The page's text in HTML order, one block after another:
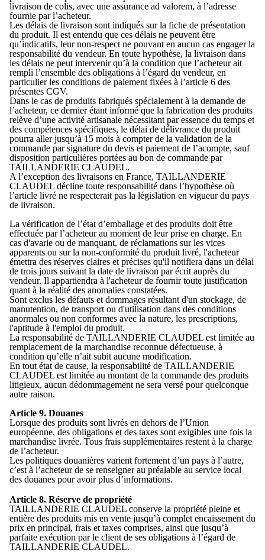
livraison de colis, avec une assurance ad valorem, à l’adresse
fournie par l’acheteur.
Les délais de livraison sont indiqués sur la fiche de présentation
du produit. Il est entendu que ces délais ne peuvent être
qu’indicatifs, leur non-respect ne pouvant en aucun cas engager la
responsabilité du vendeur. En toute hypothèse, la livraison dans
les délais ne peut intervenir qu’à la condition que l’acheteur ait
rempli l’ensemble des obligations à l’égard du vendeur, en
particulier les conditions de paiement fixées à l’article 6 des
présentes CGV.
Dans le cas de produits fabriqués spécialement à la demande de
l’acheteur, ce dernier étant informé que la fabrication des produits
relève d’une activité artisanale nécessitant par essence du temps et
des compétences spécifiques, le délai de délivrance du produit
pourra aller jusqu’à 15 mois à compter de la validation de la
commande par signature du devis et paiement de l’acompte, sauf
disposition particulières portées au bon de commande par
TAILLANDERIE CLAUDEL.
A l’exception des livraisons en France, TAILLANDERIE
CLAUDEL décline toute responsabilité dans l’hypothèse où
l’article livré ne respecterait pas la législation en vigueur du pays
de livraison.
La vérification de l’état d’emballage et des produits doit être
effectuée par l’acheteur au moment de leur prise en charge. En
cas d'avarie ou de manquant, de réclamations sur les vices
apparents ou sur la non-conformité du produit livré, l'acheteur
émettra des réserves claires et précises qu'il notifiera dans un délai
de trois jours suivant la date de livraison par écrit auprès du
vendeur. Il appartiendra à l'acheteur de fournir toute justification
quant à la réalité des anomalies constatées.
Sont exclus les défauts et dommages résultant d'un stockage, de
manutention, de transport ou d'utilisation dans des conditions
anormales ou non conformes avec la nature, les prescriptions,
l'aptitude à l'emploi du produit.
La responsabilité de TAILLANDERIE CLAUDEL est limitée au
remplacement de la marchandise reconnue défectueuse, à
condition qu’elle n’ait subit aucune modification.
En tout état de cause, la responsabilité de TAILLANDERIE
CLAUDEL est limitée au montant de la commande des produits
litigieux, aucun dédommagement ne sera versé pour quelconque
autre raison.
Article 9. Douanes
Lorsque des produits sont livrés en dehors de l’Union
européenne, des obligations et des taxes sont exigibles une fois la
marchandise livrée. Tous frais supplémentaires restent à la charge
de l’acheteur.
Les politiques douanières varient fortement d’un pays à l’autre,
c’est à l’acheteur de se renseigner au préalable au service local
des douanes pour avoir plus d’informations.
Article 8. Réserve de propriété
TAILLANDERIE CLAUDEL conserve la propriété pleine et
entière des produits mis en vente jusqu’à complet encaissement du
prix en principal, frais et taxes comprises, ainsi que jusqu’à
parfaite exécution par le client de ses obligations à l’égard de
TAILLANDERIE CLAUDEL.